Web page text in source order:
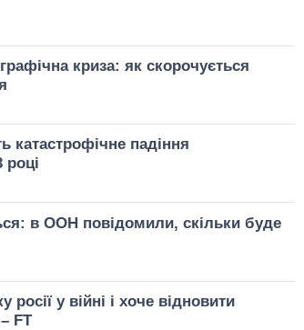
криза: як скорочується
катастрофічне падіння
році
в ООН повідомили, скільки буде
росії у війні і хоче відновити
FT